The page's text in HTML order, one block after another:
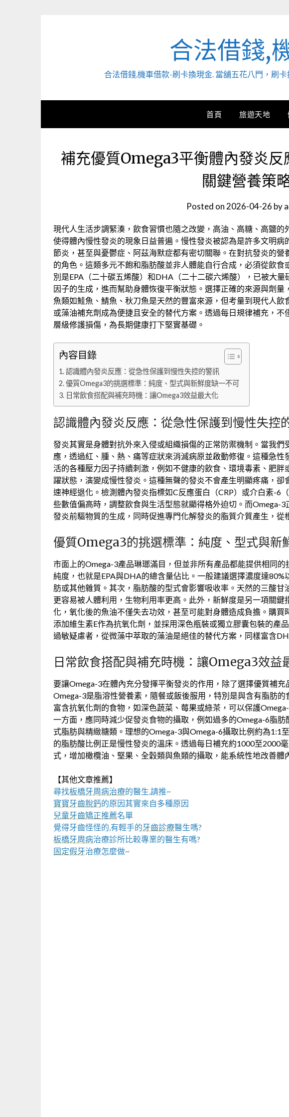
合法借錢,
合法借錢,機車借款-刷卡換現金. 當舖五花八門，刷
首頁 旅遊天地
補充優質Omega3平衡體內發炎
關鍵營養策
Posted on 2026-04-26 by
現代人生活步調緊湊，飲食習慣也隨之改變，高油、高糖、高鹽的
使得體內慢性發炎的現象日益普遍。慢性發炎被認為是許多文明
節炎，甚至與憂鬱症、阿茲海默症都有密切關聯。在對抗發炎的
的角色。這類多元不飽和脂肪酸並非人體能自行合成，必須從飲
別是EPA（二十碳五烯酸）和DHA（二十二碳六烯酸），已被大
因子的生成，進而幫助身體恢復平衡狀態。選擇正確的來源與劑
魚類如鮭魚、鯖魚、秋刀魚是天然的豐富來源，但考量到現代人
或藻油補充劑成為便捷且安全的替代方案。透過每日規律補充，
層級修護損傷，為長期健康打下堅實基礎。
內容目錄
認識體內發炎反應：從急性保護到慢性失控的警訊
優質Omega3的挑選標準：純度、型式與新鮮度缺一不可
日常飲食搭配與補充時機：讓Omega3效益最大化
認識體內發炎反應：從急性保護到慢性失控
發炎其實是身體對抗外來入侵或組織損傷的正常防禦機制。當我
應，透過紅、腫、熱、痛等症狀來消滅病原並啟動修復。這種急
活的各種壓力因子持續刺激，例如不健康的飲食、環境毒素、肥
躍狀態，演變成慢性發炎。這種無聲的發炎不會產生明顯疼痛，
速神經退化。檢測體內發炎指標如C反應蛋白（CRP）或介白素-6
些數值偏高時，調整飲食與生活型態就顯得格外迫切。而Omega-
發炎前驅物質的生成，同時促進專門化解發炎的脂質介質產生，從
優質Omega3的挑選標準：純度、型式與新
市面上的Omega-3產品琳瑯滿目，但並非所有產品都能提供相同
純度，也就是EPA與DHA的總含量佔比。一般建議選擇濃度達
肪或其他雜質。其次，脂肪酸的型式會影響吸收率。天然的三酸甘
更容易被人體利用，生物利用率更高。此外，新鮮度是另一項關
化，氧化後的魚油不僅失去功效，甚至可能對身體造成負擔。購
添加維生素E作為抗氧化劑，並採用深色瓶裝或獨立膠囊包裝的產
過敏疑慮者，從微藻中萃取的藻油是絕佳的替代方案，同樣富含
日常飲食搭配與補充時機：讓Omega3效益
要讓Omega-3在體內充分發揮平衡發炎的作用，除了選擇優質補
Omega-3是脂溶性營養素，隨餐或飯後服用，特別是與含有脂肪
富含抗氧化劑的食物，如深色蔬菜、莓果或綠茶，可以保護
一方面，應同時減少促發炎食物的攝取，例如過多的Omega-6脂
式脂肪與精緻糖類。理想的Omega-3與Omega-6攝取比例約為1:1
的脂肪酸比例正是慢性發炎的溫床。透過每日補充約1000至2000
式，增加橄欖油、堅果、全穀類與魚類的攝取，能系統性地改善體
【其他文章推薦】
尋找板橋牙周病治療的醫生,請推~
寶寶牙齒脫鈣的原因其實來自多種原因
兒童牙齒矯正推薦名單
覺得牙齒怪怪的,有輕手的牙齒診療醫生嗎?
板橋牙周病治療診所比較專業的醫生有嗎?
固定假牙治療怎麼做~